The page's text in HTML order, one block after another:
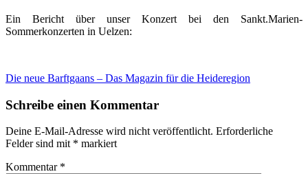
Ein Bericht über unser Konzert bei den Sankt.Marien-
Sommerkonzerten in Uelzen:
Die neue Barftgaans – Das Magazin für die Heideregion
Schreibe einen Kommentar
Deine E-Mail-Adresse wird nicht veröffentlicht. Erforderliche
Felder sind mit * markiert
Kommentar *